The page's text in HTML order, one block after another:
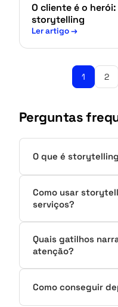
O cliente é o
storytelling
Ler artigo→
Paginação
posts
1 2
Perguntas
O que é
Como usar
serviços?
Quais gatilhos
atenção?
Como conseguir